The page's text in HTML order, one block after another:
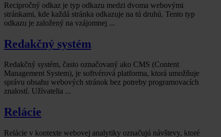
Recipročný odkaz je typ odkazu medzi dvoma webovými
stránkami, kde každá stránka odkazuje na tú druhú. Tento typ
odkazu je založený na vzájomnej ...
Redakčný systém
Redakčný systém, často označovaný ako CMS (Content
Management System), je softvérová platforma, ktorá umožňuje
správu obsahu webových stránok bez potreby programovacích
znalostí. Užívatelia ...
Relácie
Relácie v kontexte webovej analytiky označujú návštevy, ktoré